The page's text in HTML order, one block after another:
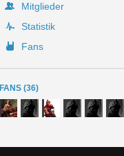
Mitglieder
Statistik
Fans
FANS (36)